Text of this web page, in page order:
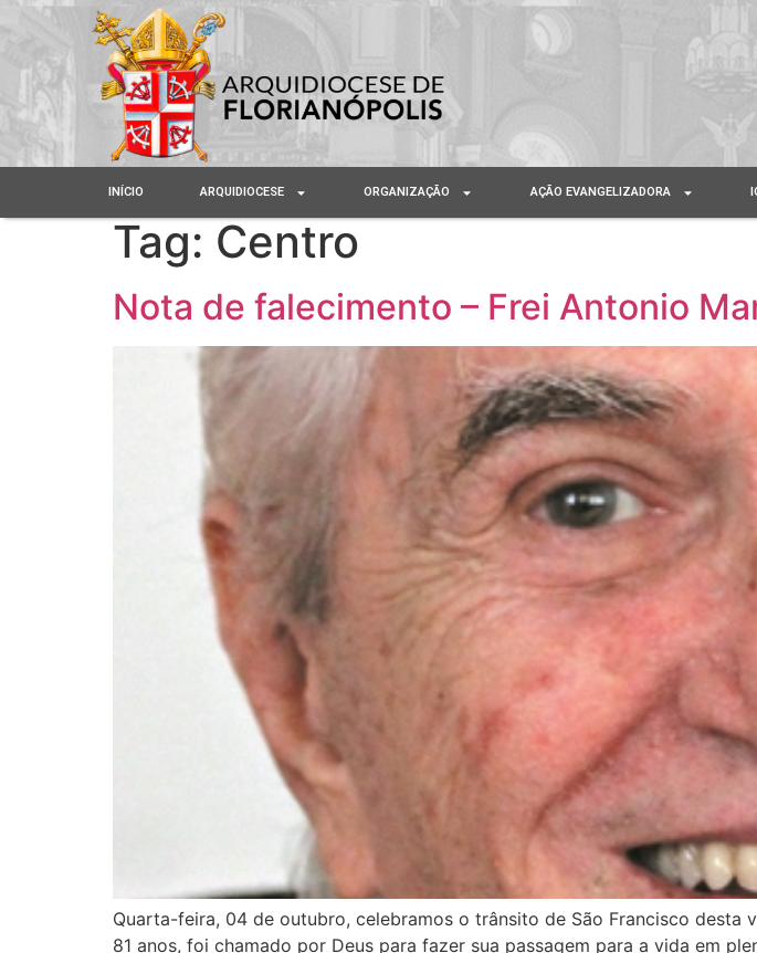
INÍCIO ARQUIDIOCESE ORGANIZAÇÃO AÇÃO EVANGELIZADORA
Tag: Centro
Nota de falecimento – Frei Antonio
Quarta-feira, 04 de outubro, celebramos o trânsito de São Francisco desta
81 anos, foi chamado por Deus para fazer sua passagem para a vida em